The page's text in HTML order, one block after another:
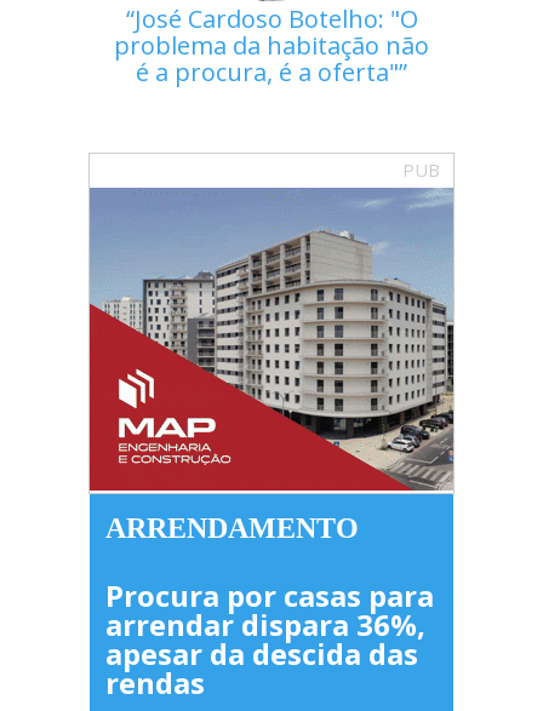
José Cardoso Botelho: "O
problema da habitação não
é a procura, é a oferta"
PUB
ARRENDAMENTO
Procura por casas para
arrendar dispara 36%,
apesar da descida das
rendas